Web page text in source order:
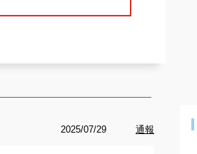
2025/07/29 通報